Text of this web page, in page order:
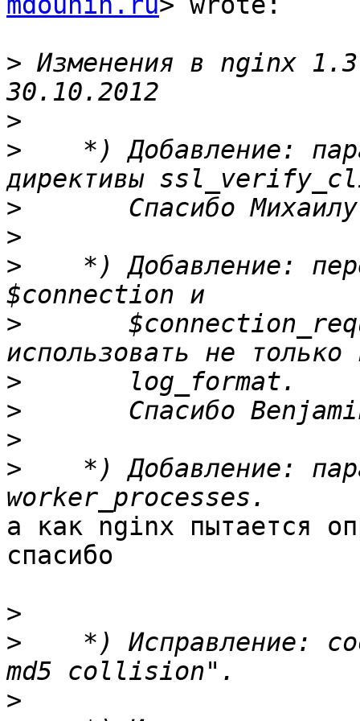
> Изменения в nginx
>
>
*) Добавление:
>
>
>
*) Добавление:
>
>
>
>
>
*) Добавление:
а как nginx пытается
спасибо
>
>
*) Исправление:
>